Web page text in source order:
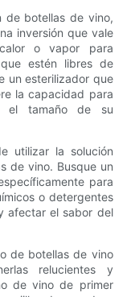
de botellas de vino,
inversión que vale
o vapor para
estén libres de
un esterilizador que
la capacidad para
el tamaño de su
utilizar la solución
de vino. Busque un
para
o detergentes
afectar el sabor del
de botellas de vino
relucientes y
de vino de primer